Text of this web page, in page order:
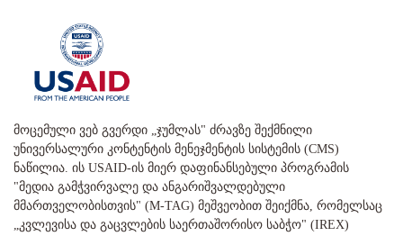
მოცემული ვებ გვერდი „ჯუმლას" ძრავზე შექმნილი
უნივერსალური კონტენტის მენეჯმენტის სისტემის (CMS)
ნაწილია. ის USAID-ის მიერ დაფინანსებული პროგრამის
"მედია გამჭვირვალე და ანგარიშვალდებული
მმართველობისთვის" (M-TAG) მეშვეობით შეიქმნა, რომელსაც
„კვლევისა და გაცვლების საერთაშორისო საბჭო" (IREX)